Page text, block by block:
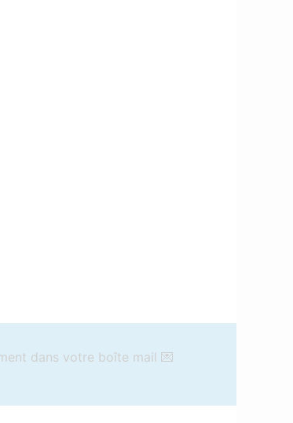
dans votre boîte mail 💌